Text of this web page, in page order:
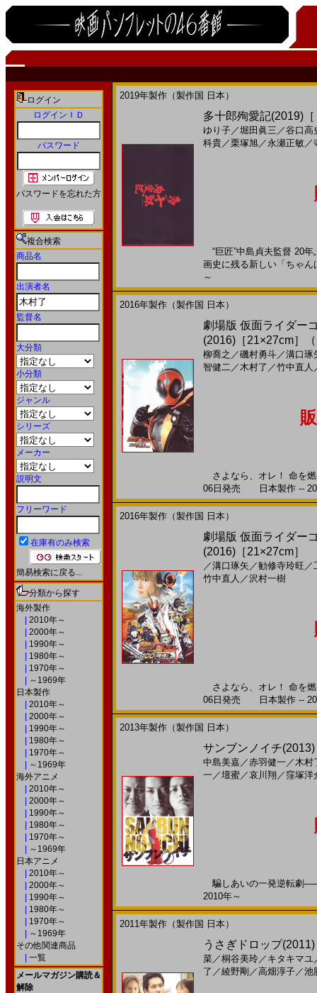
ログイン
ログインＩＤ
パスワード
パスワードを忘れた方
複合検索
商品名
出演者名
監督名
大分類
小分類
ジャンル
シリーズ
メーカー
説明文
フリーワード
在庫有のみ検索
簡易検索に戻る...
分類から探す
海外製作
2010年～
2000年～
1990年～
1980年～
1970年～
～1969年
日本製作
2010年～
2000年～
1990年～
1980年～
1970年～
～1969年
海外アニメ
2010年～
2000年～
1990年～
1980年～
1970年～
～1969年
日本アニメ
2010年～
2000年～
1990年～
1980年～
1970年～
～1969年
その他関連商品
一覧
メールマガジン購読＆
解除
2019年製作（製作国 日本）
多十郎殉愛記(2019)
ゆり子／堀田眞三 ／谷口高
科貴／栗塚旭／永瀬正敏／
“巨匠”中島貞夫監督 20
画史に残る新しい「ちゃ
～
2016年製作（製作国 日本）
劇場版 仮面ライダー
(2016)［21×27cm］
柳喬之 ／磯村勇斗／溝口琢
智健二／木村了 ／竹中直人
さよなら、オレ！ 命を
06日発売 日本製作 --
2016年製作（製作国 日本）
劇場版 仮面ライダー
(2016)［21×27cm］
／溝口琢矢 ／勧修寺玲旺 ／
竹中直人 ／沢村一樹
さよなら、オレ！ 命を
06日発売 日本製作 --
2013年製作（製作国 日本）
サンブンノイチ
中島美嘉／赤羽健一 ／木村
一 ／壇蜜／哀川翔 ／ 窪塚洋
騙しあいの一発逆転劇
2010年～
2011年製作（製作国 日本）
うさぎドロップ
菜／桐谷美玲／ キタキマユ
了 ／綾野剛 ／高畑淳子／池